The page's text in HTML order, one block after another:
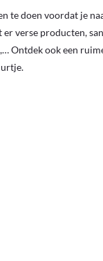
te doen voordat je
verse producten,
Ontdek ook een